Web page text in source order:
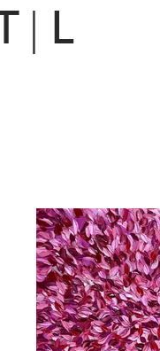
| L